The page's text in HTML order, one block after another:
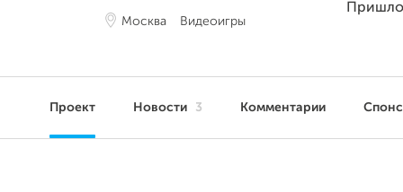
Москва Видеоигры
Проект Новости 3 Комментарии